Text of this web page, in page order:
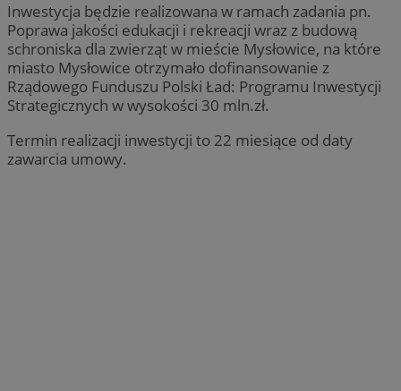
Inwestycja będzie realizowana w ramach zadania pn.
Poprawa jakości edukacji i rekreacji wraz z budową
schroniska dla zwierząt w mieście Mysłowice, na które
miasto Mysłowice otrzymało dofinansowanie z
Rządowego Funduszu Polski Ład: Programu Inwestycji
Strategicznych w wysokości 30 mln.zł.
Termin realizacji inwestycji to 22 miesiące od daty
zawarcia umowy.